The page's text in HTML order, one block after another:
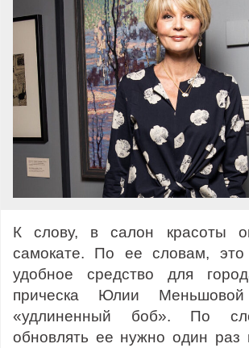
К слову, в салон красоты
самокате. По ее словам, это
удобное средство для
прическа Юлии Меньшовой
«удлиненный боб». По
обновлять ее нужно один раз